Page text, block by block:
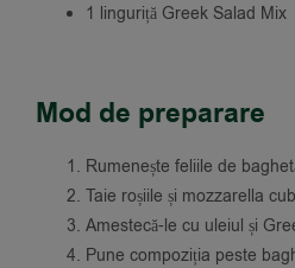
1 linguriță Greek Salad Mix
Mod de preparare
Rumenește feliile de
Taie roșiile și mozzarella
Amestecă-le cu uleiul și
Pune compoziția peste